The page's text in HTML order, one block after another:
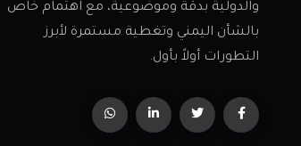
والدولية بدقة وموضوعية، مع اهتمام خاص
بالشأن اليمني وتغطية مستمرة لأبرز
التطورات أولاً بأول.